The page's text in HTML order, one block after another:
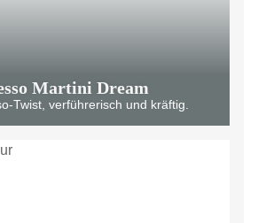
Martini Dream
Twist, verführerisch und kräftig.